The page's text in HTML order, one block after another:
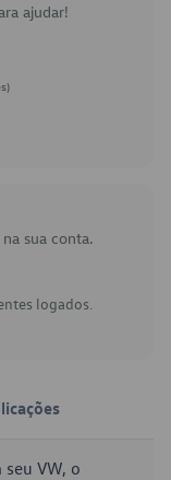
ajudar!
sua conta.
logados.
VW, o